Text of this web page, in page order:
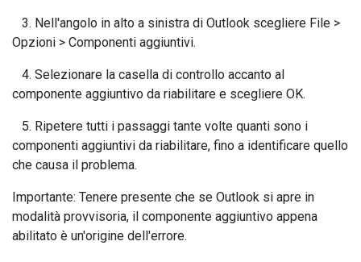
3. Nell'angolo in alto a sinistra di Outlook scegliere File >
Opzioni > Componenti aggiuntivi.
4. Selezionare la casella di controllo accanto al
componente aggiuntivo da riabilitare e scegliere OK.
5. Ripetere tutti i passaggi tante volte quanti sono i
componenti aggiuntivi da riabilitare, fino a identificare quello
che causa il problema.
Importante: Tenere presente che se Outlook si apre in
modalità provvisoria, il componente aggiuntivo appena
abilitato è un'origine dell'errore.